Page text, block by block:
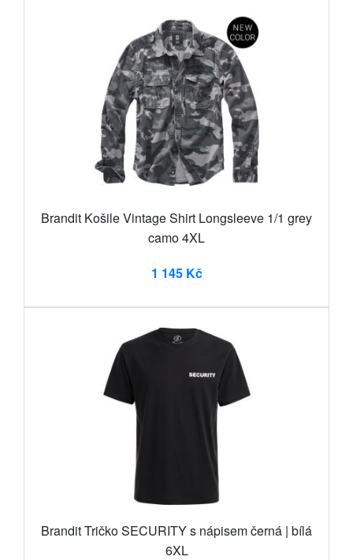
Brandit Košile Vintage Shirt Longsleeve 1/1 grey
camo 4XL
1 145 Kč
Brandit Tričko SECURITY s nápisem černá | bílá
6XL